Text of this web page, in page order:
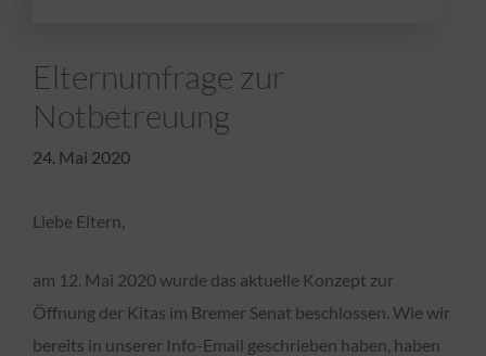
Elternumfrage zur
Notbetreuung
24. Mai 2020
Liebe Eltern,
am 12. Mai 2020 wurde das aktuelle Konzept zur
Öffnung der Kitas im Bremer Senat beschlossen. Wie wir
bereits in unserer Info-Email geschrieben haben, haben